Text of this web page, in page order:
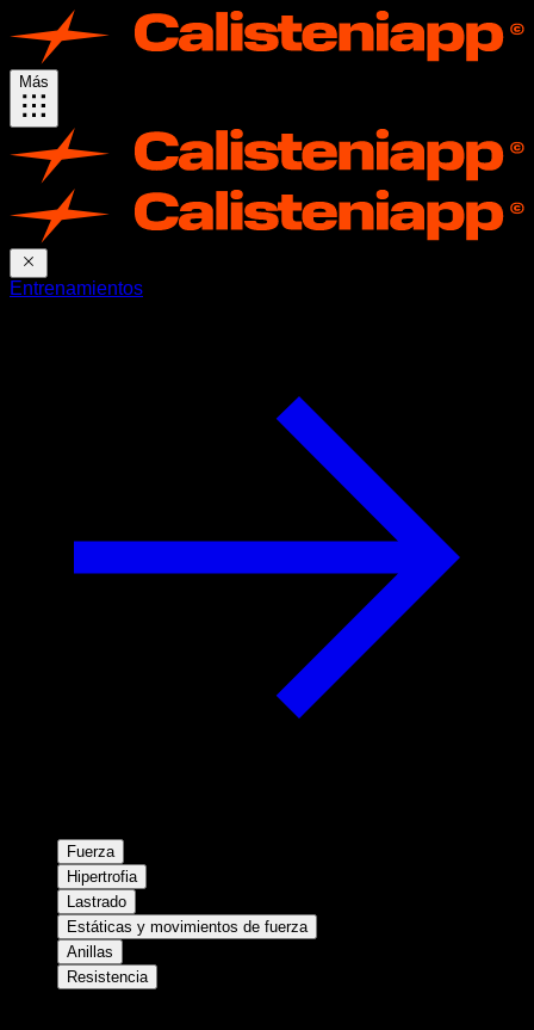
Más
Entrenamientos
Fuerza
Hipertrofia
Lastrado
Estáticas y movimientos de fuerza
Anillas
Resistencia